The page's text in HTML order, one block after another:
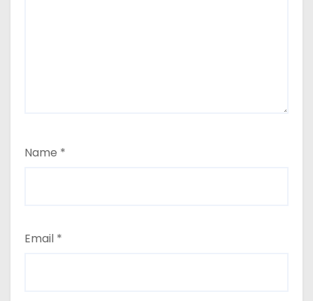
Name *
Email *